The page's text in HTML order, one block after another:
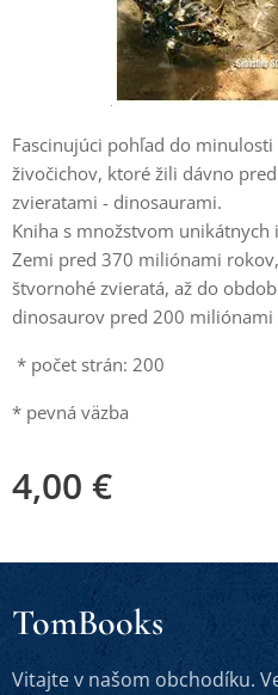
Fascinujúci pohľad do
živočichov, ktoré žili dávno
zvieratami - dinosaurami.
Kniha s množstvom
Zemi pred 370 miliónami
štvornohé zvieratá, až do
dinosaurov pred 200 miliónami
* počet strán: 200
* pevná väzba
4,00 €
TomBooks
Vitajte v našom obchodíku.